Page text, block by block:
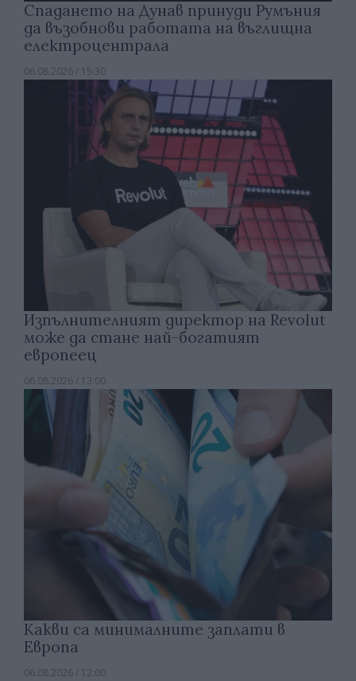
Спадането на Дунав принуди Румъния
да възобнови работата на въглищна
електроцентрала
06.08.2026 / 15:30
Изпълнителният директор на Revolut
може да стане най-богатият
европеец
06.08.2026 / 13:00
Какви са минималните заплати в
Европа
06.08.2026 / 12:00